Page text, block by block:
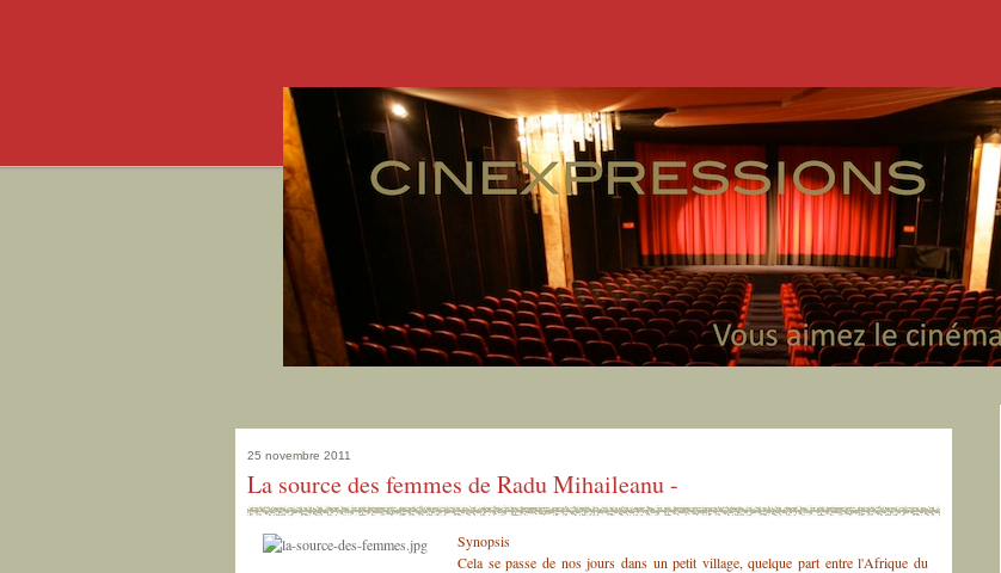
25 novembre 2011
La source des femmes de Radu Mihaileanu -
Synopsis
Cela se passe de nos jours dans un petit village, quelque part entre l'Afrique du